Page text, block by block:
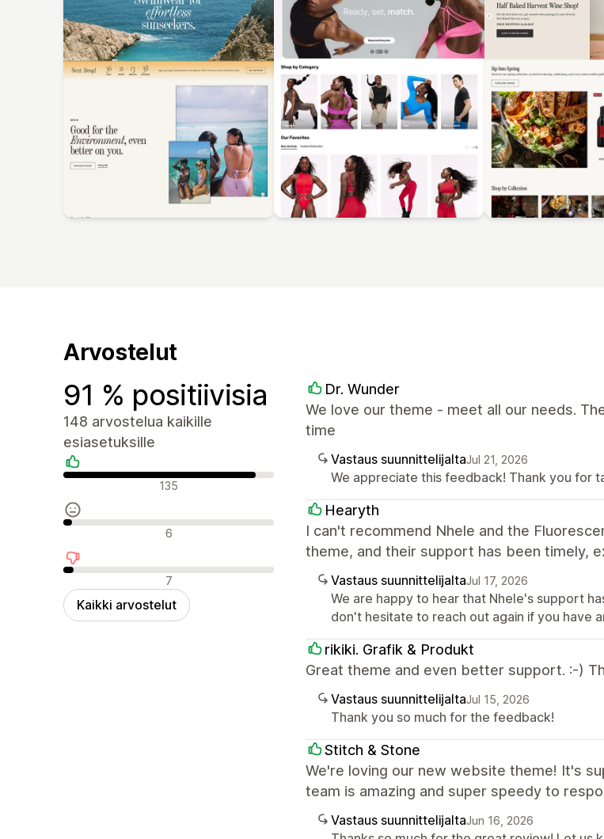
Arvostelut
91 % positiivisia
148 arvostelua kaikille
esiasetuksille
Positiiviset arvostelut
135
Neutraalit arvostelut
6
Negatiiviset arvostelut
7
Kaikki arvostelut
Dr. Wunder
We love our theme - meet all our needs.
time
Vastaus suunnittelijaltaJul 21, 2026
We appreciate this feedback! Thank you for
Hearyth
I can't recommend Nhele and the
theme, and their support has been timely,
Vastaus suunnittelijaltaJul 17, 2026
We are happy to hear that Nhele's support
don't hesitate to reach out again if you have
rikiki. Grafik & Produkt
Great theme and even better support. :-)
Vastaus suunnittelijaltaJul 15, 2026
Thank you so much for the feedback!
Stitch & Stone
We're loving our new website theme! It's
team is amazing and super speedy to
Vastaus suunnittelijaltaJun 16, 2026